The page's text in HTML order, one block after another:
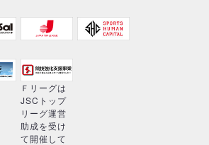
Ｆリーグは
JSCトップ
リーグ運営
助成を受け
て開催して